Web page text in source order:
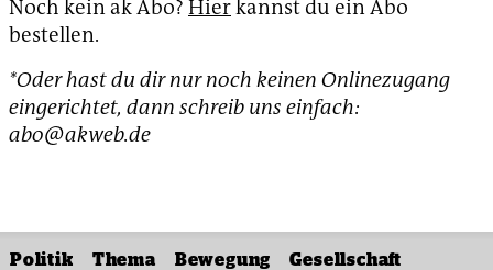
Noch kein ak Abo? Hierkannst du ein Abo
bestellen.
*Oder hast du dir nur noch keinen Onlinezugang
eingerichtet, dann schreib uns einfach:
abo@akweb.de
Politik Thema Bewegung Gesellschaft